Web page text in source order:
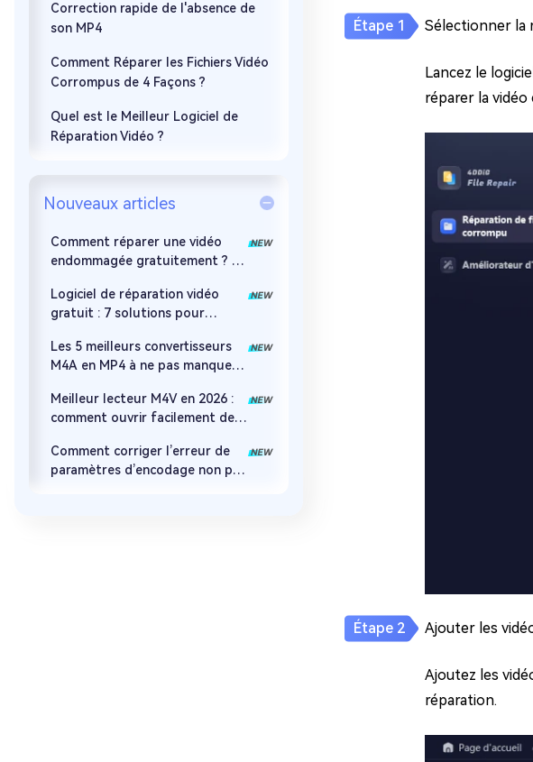
Correction rapide de l'absence de
son MP4
Comment Réparer les Fichiers Vidéo
Corrompus de 4 Façons ?
Quel est le Meilleur Logiciel de
Réparation Vidéo ?
Nouveaux articles
Comment réparer une vidéo
endommagée gratuitement ? 7
Logiciel de réparation vidéo
gratuit : 7 solutions pour
et AVI
Les 5 meilleurs convertisseurs
M4A en MP4 à ne pas manquer
Meilleur lecteur M4V en 2026 :
comment ouvrir facilement des
appareil
Comment corriger l’erreur de
paramètres d’encodage non pris
Sélectionner la
Lancez le
réparer la
Ajouter les
Ajoutez les
réparation.